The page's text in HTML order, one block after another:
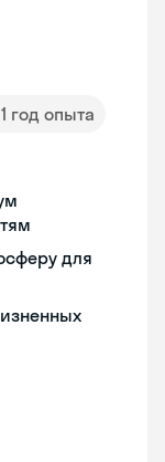
1 год опыта
для